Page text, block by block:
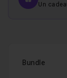
Un
Bundle